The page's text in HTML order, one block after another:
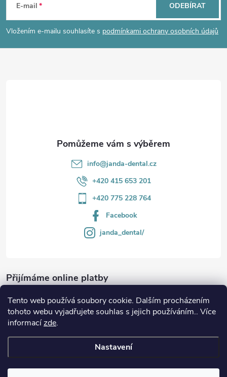
Tento web používá soubory cookie. Dalším procházením
tohoto webu vyjadřujete souhlas s jejich používáním.. Více
informacízde.
Nastavení
p
E-mail
Vložením e-mailu souhlasíte s podmínkami ochrany osobních údajů
ODEBÍRAT
info@janda-dental.cz
+420 415 653 201
+420 775 228 764
Facebook
janda_dental/
Přijímáme online platby
Copyright 2026JANDA-DENTAL.cz. Všechna práva vyhrazena.